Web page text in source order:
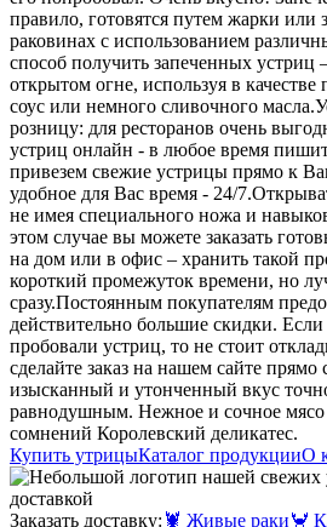
правило, готовятся путем жарки или
раковинах с использованием
способ получить запеченных устриц
открытом огне, используя в
соус или немного сливочного масла.
розницу: для ресторанов очень
устриц онлайн - в любое время
привезем свежие устрицы прямо к
удобное для Вас время - 24/7.
не имея специального ножа и
этом случае вы можете заказать
на дом или в офис – хранить такой
короткий промежуток времени, но
сразу.Постоянным покупателям
действительно большие скидки.
пробовали устриц, то не стоит
сделайте заказ на нашем сайте прямо
изысканный и утонченный вкус
равнодушным. Нежное и сочное мясо
сомнений Королевский деликатес.
Купить утрицыКаталог продукцииО
Заказать доставку: 🦞 Живые раки🦀